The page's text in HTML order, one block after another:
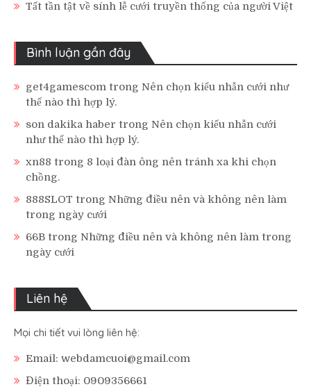
Tất tần tật về sính lễ cưới truyền thống của người Việt
Bình luận gần đây
get4gamescom trong Nên chọn kiểu nhẫn cưới như
thế nào thì hợp lý.
son dakika haber trong Nên chọn kiểu nhẫn cưới
như thế nào thì hợp lý.
xn88 trong 8 loại đàn ông nên tránh xa khi chọn
chồng.
888SLOT trong Những điều nên và không nên làm
trong ngày cưới
66B trong Những điều nên và không nên làm trong
ngày cưới
Liên hệ
Mọi chi tiết vui lòng liên hệ:
Email: webdamcuoi@gmail.com
Điện thoại: 0909356661